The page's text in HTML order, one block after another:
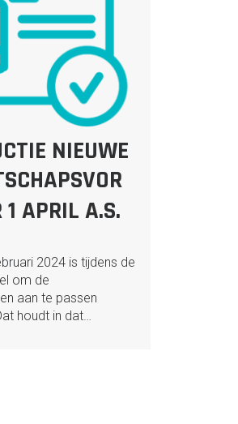
NIEUWE
1 APRIL A.S.
2024 is tijdens de
om de
aan te passen
houdt in dat…